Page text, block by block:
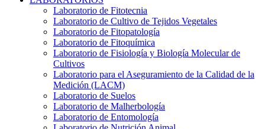
Laboratorio de Fitotecnia
Laboratorio de Cultivo de Tejidos Vegetales
Laboratorio de Fitopatología
Laboratorio de Fitoquímica
Laboratorio de Fisiología y Biología Molecular de
Cultivos
Laboratorio para el Aseguramiento de la Calidad de la
Medición (LACM)
Laboratorio de Suelos
Laboratorio de Malherbología
Laboratorio de Entomología